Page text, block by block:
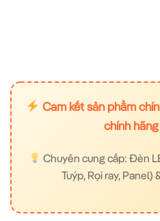
Cam kết sản phẩm
chính
Chuyên cung cấp: Đèn
Tuýp, Rọi ray, Panel)